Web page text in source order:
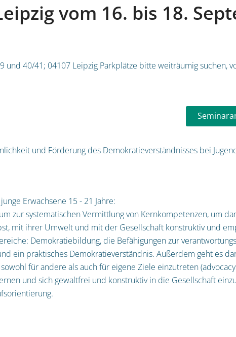
vom 16. bis 18.
und 40/41; 04107 Leipzig Parkplätze bitte weiträumig suchen,
und Förderung des Demokratieverständnisses bei
Erwachsene 15 - 21 Jahre:
zur systematischen Vermittlung von Kernkompetenzen, um
mit ihrer Umwelt und mit der Gesellschaft konstruktiv und
Demokratiebildung, die Befähigungen zur
ein praktisches Demokratieverständnis. Außerdem geht es
für andere als auch für eigene Ziele einzutreten
und sich gewaltfrei und konstruktiv in die Gesellschaft
.